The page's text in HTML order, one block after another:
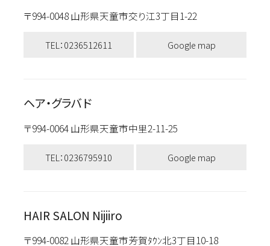
〒994-0048 山形県天童市交り江3丁目1-22
TEL：0236512611 Google map
ヘア・グラバド
〒994-0064 山形県天童市中里2-11-25
TEL：0236795910 Google map
HAIR SALON Nijiiro
〒994-0082 山形県天童市芳賀ﾀｳﾝ北3丁目10-18